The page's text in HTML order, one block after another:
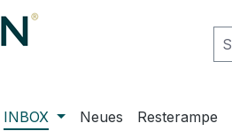
INBOX Neues Resterampe